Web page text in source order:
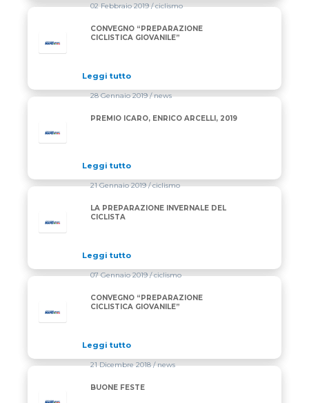
02 Febbraio 2019/ ciclismo
CONVEGNO “PREPARAZIONE
CICLISTICA GIOVANILE”
Leggi tutto
28 Gennaio 2019/ news
PREMIO ICARO, ENRICO ARCELLI, 2019
Leggi tutto
21 Gennaio 2019/ ciclismo
LA PREPARAZIONE INVERNALE DEL
CICLISTA
Leggi tutto
07 Gennaio 2019/ ciclismo
CONVEGNO “PREPARAZIONE
CICLISTICA GIOVANILE”
Leggi tutto
21 Dicembre 2018/ news
BUONE FESTE